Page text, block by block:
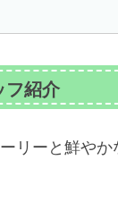
フ紹介
リーと鮮や